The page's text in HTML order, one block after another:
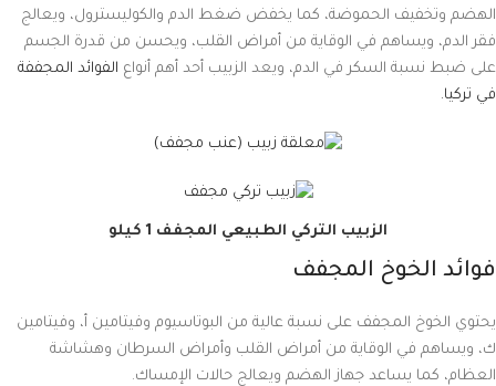
الهضم وتخفيف الحموضة، كما يخفض ضغط الدم والكوليسترول، ويعالج
فقر الدم، ويساهم في الوقاية من أمراض القلب، ويحسن من قدرة الجسم
على ضبط نسبة السكر في الدم، ويعد الزبيب أحد أهم أنواع الفوائد المجففة
في تركيا.
الزبيب التركي الطبيعي المجفف 1 كيلو
فوائد الخوخ المجفف
يحتوي الخوخ المجفف على نسبة عالية من البوتاسيوم وفيتامين أ، وفيتامين
ك، ويساهم في الوقاية من أمراض القلب وأمراض السرطان وهشاشة
العظام، كما يساعد جهاز الهضم ويعالج حالات الإمساك.